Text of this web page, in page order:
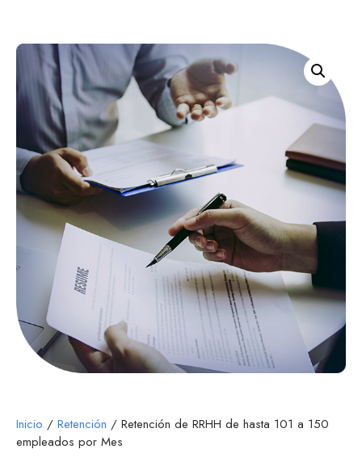
Inicio / Retención / Retención de RRHH de hasta 101 a 150
empleados por Mes